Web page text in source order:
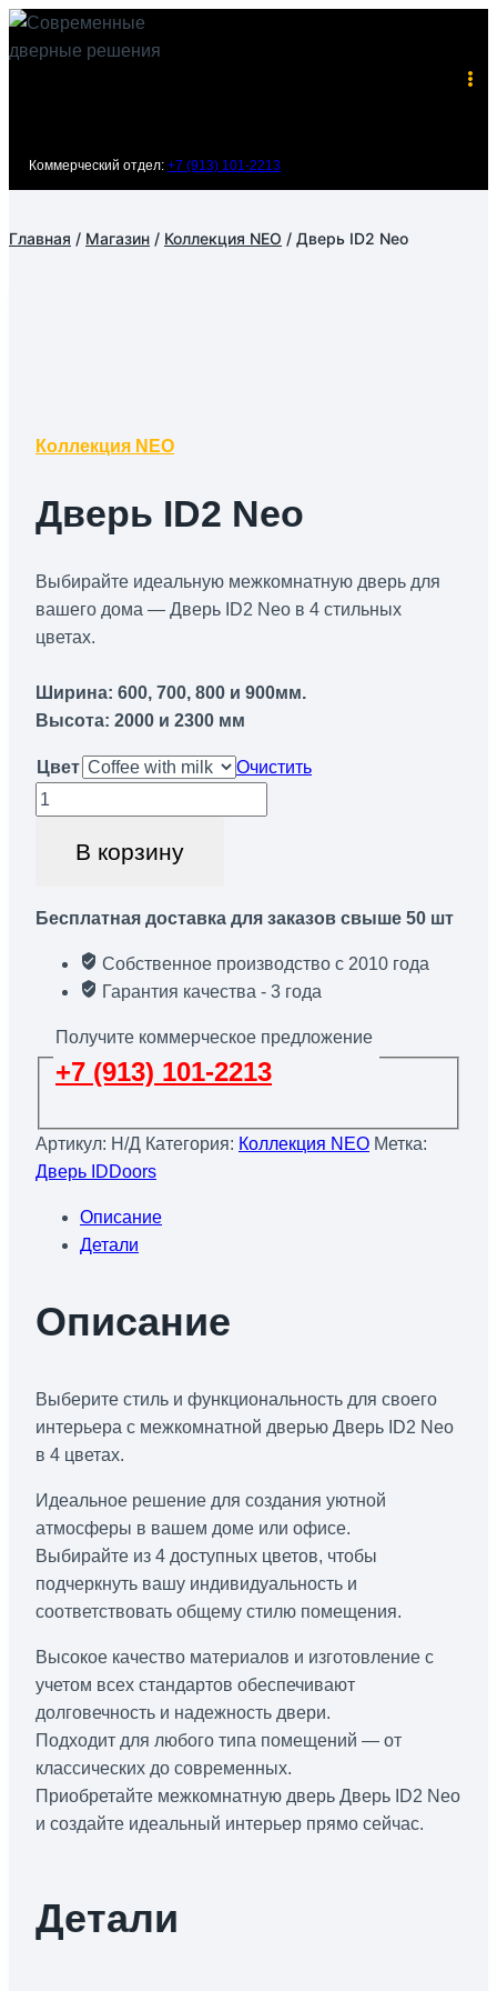
Перейти
к
Коммерческий отдел: +7 (913) 101-2213
Главная / Магазин / Коллекция NEO / Дверь ID2 Neo
Коллекция NEO
Дверь ID2 Neo
Выбирайте идеальную межкомнатную дверь для
вашего дома — Дверь ID2 Neo в 4 стильных
цветах.
Ширина: 600, 700, 800 и 900мм.
Высота: 2000 и 2300 мм
Цвет
Очистить
Количество
товара
ДверьВ корзину
Бесплатная доставка для заказов свыше 50 шт
Собственное производство с 2010 года
Гарантия качества - 3 года
Получите коммерческое предложение
+7 (913) 101-2213
Артикул: Н/Д Категория: Коллекция NEO Метка:
Дверь IDDoors
Описание
Детали
Описание
Выберите стиль и функциональность для своего
интерьера с межкомнатной дверью Дверь ID2 Neo
в 4 цветах.
Идеальное решение для создания уютной
атмосферы в вашем доме или офисе.
Выбирайте из 4 доступных цветов, чтобы
подчеркнуть вашу индивидуальность и
соответствовать общему стилю помещения.
Высокое качество материалов и изготовление с
учетом всех стандартов обеспечивают
долговечность и надежность двери.
Подходит для любого типа помещений — от
классических до современных.
Приобретайте межкомнатную дверь Дверь ID2 Neo
и создайте идеальный интерьер прямо сейчас.
Детали